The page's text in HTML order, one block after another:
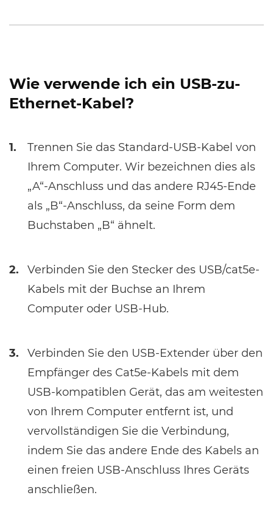
Wie verwende ich ein USB-zu-
Ethernet-Kabel?
1.
Trennen Sie das Standard-USB-Kabel von
Ihrem Computer. Wir bezeichnen dies als
„A“-Anschluss und das andere RJ45-Ende
als „B“-Anschluss, da seine Form dem
Buchstaben „B“ ähnelt.
2.
Verbinden Sie den Stecker des USB/cat5e-
Kabels mit der Buchse an Ihrem
Computer oder USB-Hub.
3.
Verbinden Sie den USB-Extender über den
Empfänger des Cat5e-Kabels mit dem
USB-kompatiblen Gerät, das am weitesten
von Ihrem Computer entfernt ist, und
vervollständigen Sie die Verbindung,
indem Sie das andere Ende des Kabels an
einen freien USB-Anschluss Ihres Geräts
anschließen.